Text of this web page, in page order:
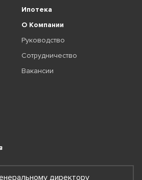
Ипотека
О Компании
Руководство
Сотрудничество
Вакансии
директору